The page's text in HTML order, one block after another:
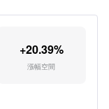
+20.39%
漲幅空間